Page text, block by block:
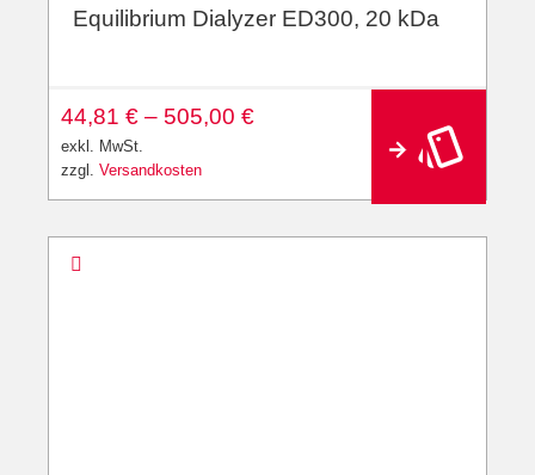
Equilibrium Dialyzer ED300, 20 kDa
44,81 € – 505,00 €
exkl. MwSt.
zzgl. Versandkosten
a
v